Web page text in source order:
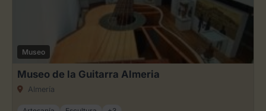
Museo
Museo de la Guitarra Almeria
Almería